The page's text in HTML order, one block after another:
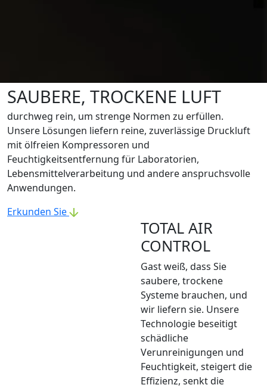
SAUBERE, TROCKENE LUFT
durchweg rein, um strenge Normen zu erfüllen.
Unsere Lösungen liefern reine, zuverlässige Druckluft
mit ölfreien Kompressoren und
Feuchtigkeitsentfernung für Laboratorien,
Lebensmittelverarbeitung und andere anspruchsvolle
Anwendungen.
Erkunden Sie
TOTAL AIR
CONTROL
Gast weiß, dass Sie
saubere, trockene
Systeme brauchen, und
wir liefern sie. Unsere
Technologie beseitigt
schädliche
Verunreinigungen und
Feuchtigkeit, steigert die
Effizienz, senkt die